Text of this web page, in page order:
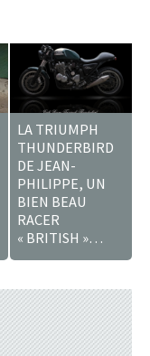
LA TRIUMPH
THUNDERBIRD
DE JEAN-
PHILIPPE, UN
BIEN BEAU
RACER
« BRITISH »…